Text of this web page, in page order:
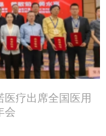
疗出席全国医用
会